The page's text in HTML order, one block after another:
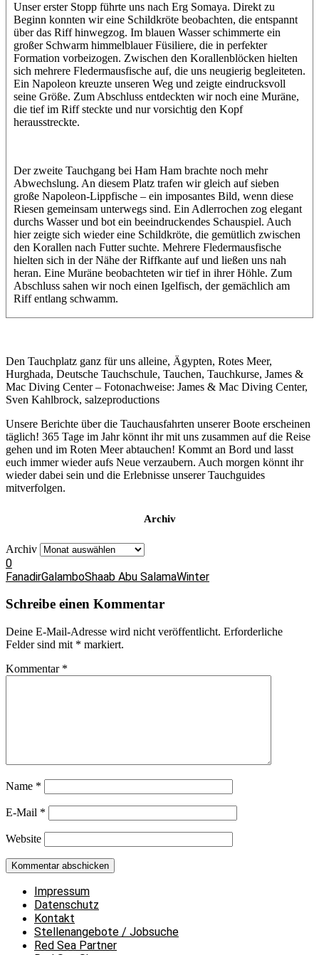
Unser erster Stopp führte uns nach Erg Somaya. Direkt zu
Beginn konnten wir eine Schildkröte beobachten, die entspannt
über das Riff hinwegzog. Im blauen Wasser schimmerte ein
großer Schwarm himmelblauer Füsiliere, die in perfekter
Formation vorbeizogen. Zwischen den Korallenblöcken hielten
sich mehrere Fledermausfische auf, die uns neugierig begleiteten.
Ein Napoleon kreuzte unseren Weg und zeigte eindrucksvoll
seine Größe. Zum Abschluss entdeckten wir noch eine Muräne,
die tief im Riff steckte und nur vorsichtig den Kopf
herausstreckte.
Der zweite Tauchgang bei Ham Ham brachte noch mehr
Abwechslung. An diesem Platz trafen wir gleich auf sieben
große Napoleon-Lippfische – ein imposantes Bild, wenn diese
Riesen gemeinsam unterwegs sind. Ein Adlerrochen zog elegant
durchs Wasser und bot ein beeindruckendes Schauspiel. Auch
hier zeigte sich wieder eine Schildkröte, die gemütlich zwischen
den Korallen nach Futter suchte. Mehrere Fledermausfische
hielten sich in der Nähe der Riffkante auf und ließen uns nah
heran. Eine Muräne beobachteten wir tief in ihrer Höhle. Zum
Abschluss sahen wir noch einen Igelfisch, der gemächlich am
Riff entlang schwamm.
Den Tauchplatz ganz für uns alleine, Ägypten, Rotes Meer,
Hurghada, Deutsche Tauchschule, Tauchen, Tauchkurse, James &
Mac Diving Center – Fotonachweise: James & Mac Diving Center,
Sven Kahlbrock, salzeproductions
Unsere Berichte über die Tauchausfahrten unserer Boote erscheinen
täglich! 365 Tage im Jahr könnt ihr mit uns zusammen auf die Reise
gehen und im Roten Meer abtauchen! Kommt an Bord und lasst
euch immer wieder aufs Neue verzaubern. Auch morgen könnt ihr
wieder dabei sein und die Erlebnisse unserer Tauchguides
mitverfolgen.
Archiv
Archiv
0
FanadirGalamboShaab Abu SalamaWinter
Schreibe einen Kommentar
Deine E-Mail-Adresse wird nicht veröffentlicht. Erforderliche
Felder sind mit * markiert.
Kommentar *
Name *
E-Mail *
Website
Impressum
Datenschutz
Kontakt
Stellenangebote / Jobsuche
Red Sea Partner